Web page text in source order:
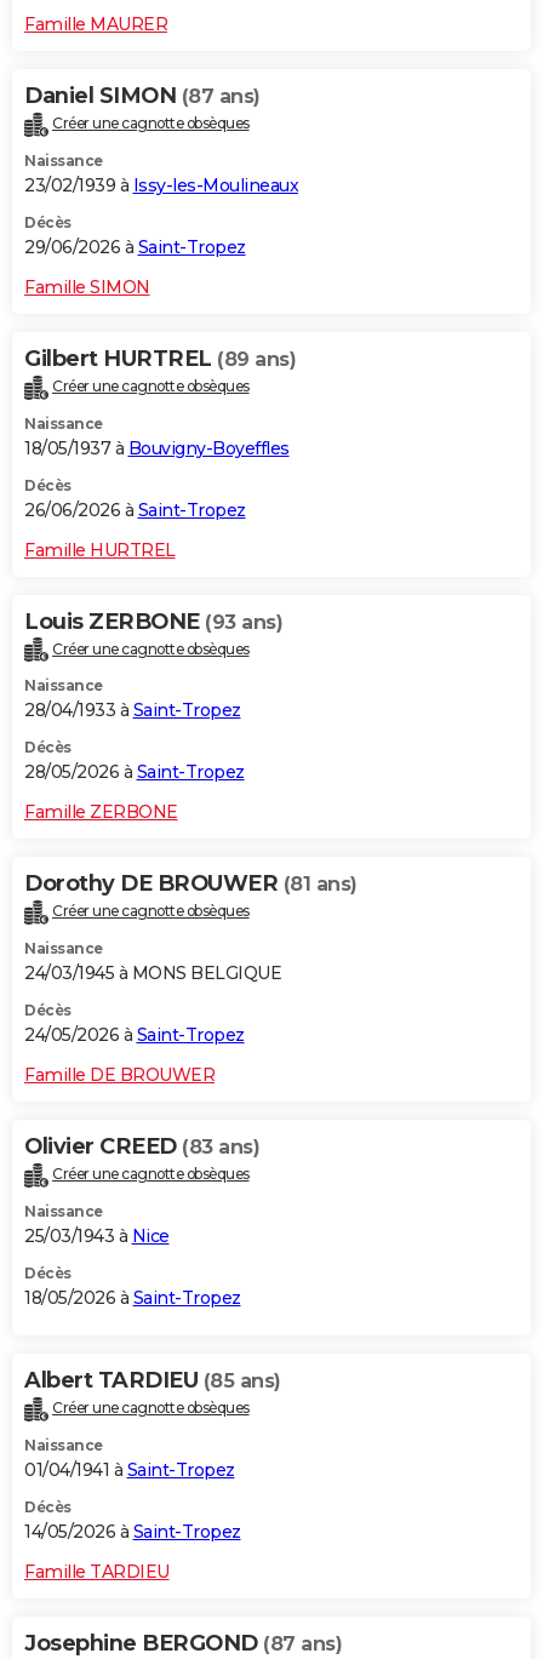
FORUM
Famille MAURER
Daniel SIMON (87 ans)
Créer une cagnotte obsèques
Naissance
23/02/1939 à Issy-les-Moulineaux
Décès
29/06/2026 à Saint-Tropez
Famille SIMON
Gilbert HURTREL (89 ans)
Créer une cagnotte obsèques
Naissance
18/05/1937 à Bouvigny-Boyeffles
Décès
26/06/2026 à Saint-Tropez
Famille HURTREL
Louis ZERBONE (93 ans)
Créer une cagnotte obsèques
Naissance
28/04/1933 à Saint-Tropez
Décès
28/05/2026 à Saint-Tropez
Famille ZERBONE
Dorothy DE BROUWER (81 ans)
Créer une cagnotte obsèques
Naissance
24/03/1945 à MONS BELGIQUE
Décès
24/05/2026 à Saint-Tropez
Famille DE BROUWER
Olivier CREED (83 ans)
Créer une cagnotte obsèques
Naissance
25/03/1943 à Nice
Décès
18/05/2026 à Saint-Tropez
Albert TARDIEU (85 ans)
Créer une cagnotte obsèques
Naissance
01/04/1941 à Saint-Tropez
Décès
14/05/2026 à Saint-Tropez
Famille TARDIEU
Josephine BERGOND (87 ans)